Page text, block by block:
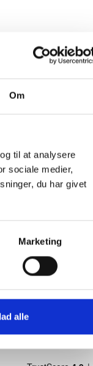
Om
til at analysere
sociale medier,
du har givet
Marketing
alle
Følg os